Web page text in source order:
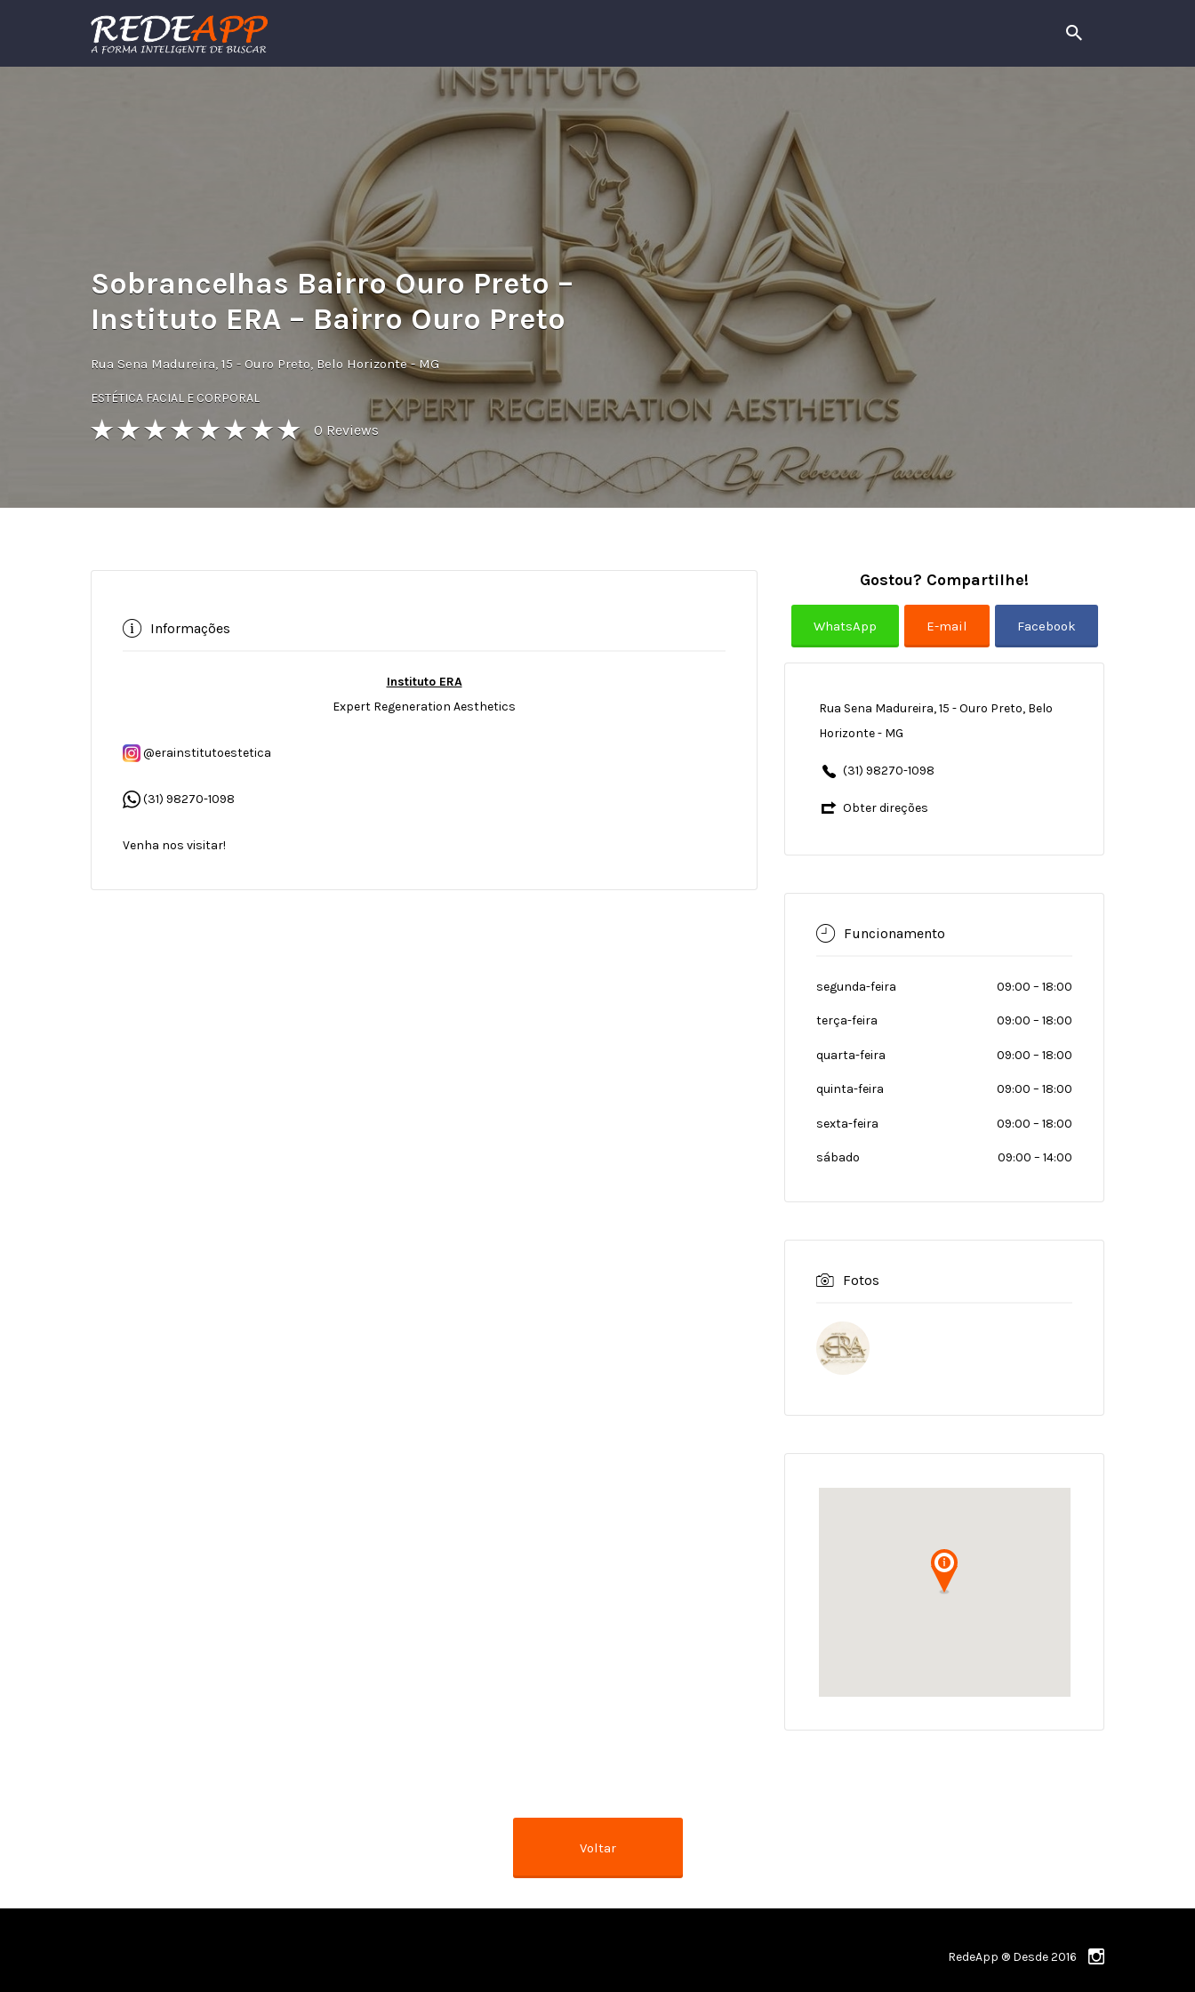
Procurar:
Sobrancelhas Bairro Ouro Preto –
Instituto ERA – Bairro Ouro Preto
Rua Sena Madureira, 15 - Ouro Preto, Belo Horizonte - MG
ESTÉTICA FACIAL E CORPORAL
0 Reviews
Informações
Instituto ERA
Expert Regeneration Aesthetics
@erainstitutoestetica
(31) 98270-1098
Venha nos visitar!
Gostou? Compartilhe!
Rua Sena Madureira, 15 - Ouro Preto, Belo
Horizonte - MG
(31) 98270-1098
Obter direções
Funcionamento
segunda-feira 09:00 – 18:00
terça-feira 09:00 – 18:00
quarta-feira 09:00 – 18:00
quinta-feira 09:00 – 18:00
sexta-feira 09:00 – 18:00
sábado 09:00 – 14:00
Fotos
RedeApp ® Desde 2016